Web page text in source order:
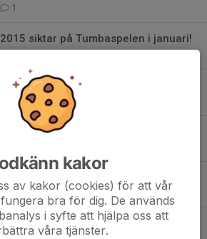
1
siktar på Tumbaspelen i januari!
Handboll P2015!
0
den 19 december!
0
Försvarsspel
kakor
av kakor (cookies) för att vår
bra för dig. De används
i syfte att hjälpa oss att
våra tjänster.